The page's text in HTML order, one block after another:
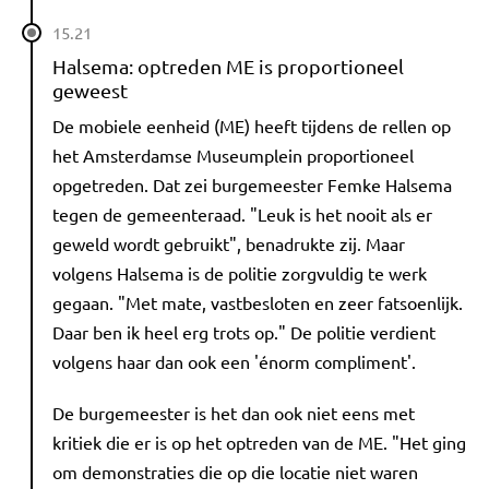
15.21
Halsema: optreden ME is proportioneel
geweest
De mobiele eenheid (ME) heeft tijdens de rellen op
het Amsterdamse Museumplein proportioneel
opgetreden. Dat zei burgemeester Femke Halsema
tegen de gemeenteraad. "Leuk is het nooit als er
geweld wordt gebruikt", benadrukte zij. Maar
volgens Halsema is de politie zorgvuldig te werk
gegaan. "Met mate, vastbesloten en zeer fatsoenlijk.
Daar ben ik heel erg trots op." De politie verdient
volgens haar dan ook een 'énorm compliment'.
De burgemeester is het dan ook niet eens met
kritiek die er is op het optreden van de ME. "Het ging
om demonstraties die op die locatie niet waren